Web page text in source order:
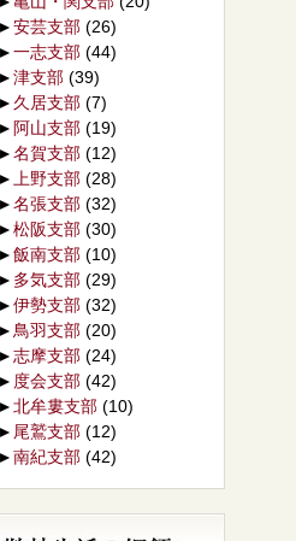
►安芸支部 (26)
►一志支部 (44)
►津支部 (39)
► 久居支部 (7)
► 阿山支部 (19)
►名賀支部 (12)
►
上野支部 (28)
►名張支部 (32)
►松阪支部 (30)
►飯南支部 (10)
► 多気支部 (29)
►伊勢支部 (32)
► 鳥羽支部 (20)
►志摩支部 (24)
► 度会支部 (42)
►北牟婁支部 (10)
► 尾鷲支部 (12)
►南紀支部 (42)